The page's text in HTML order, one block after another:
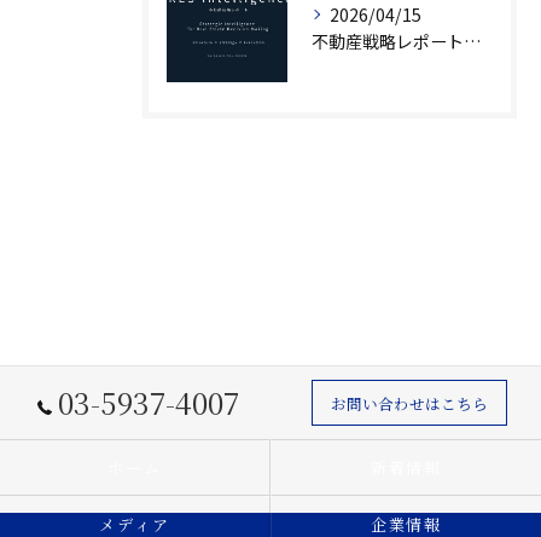
2026/04/15
不動産戦略レポート「IRES Intelligence」創刊｜市場構造から読み解く意思決定
03-5937-4007 お問い合わせはこちら
メディア 企業情報